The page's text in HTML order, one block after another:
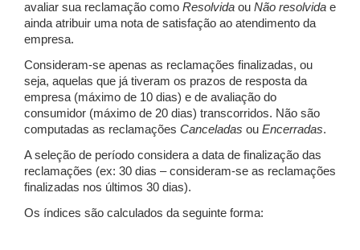
avaliar sua reclamação como Resolvida ou Não resolvida e
ainda atribuir uma nota de satisfação ao atendimento da
empresa.
Consideram-se apenas as reclamações finalizadas, ou
seja, aquelas que já tiveram os prazos de resposta da
empresa (máximo de 10 dias) e de avaliação do
consumidor (máximo de 20 dias) transcorridos. Não são
computadas as reclamações Canceladas ou Encerradas.
A seleção de período considera a data de finalização das
reclamações (ex: 30 dias – consideram-se as reclamações
finalizadas nos últimos 30 dias).
Os índices são calculados da seguinte forma: